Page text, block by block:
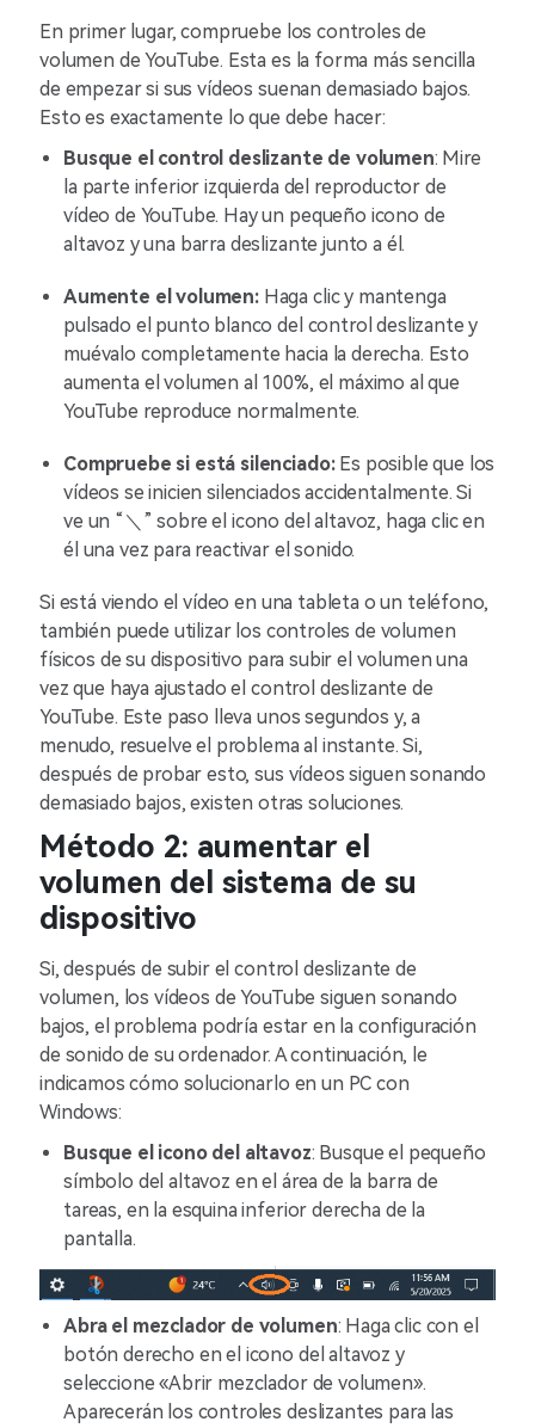
En primer lugar, compruebe los controles de
volumen de YouTube. Esta es la forma más sencilla
de empezar si sus vídeos suenan demasiado bajos.
Esto es exactamente lo que debe hacer:
Busque el control deslizante de volumen: Mire
la parte inferior izquierda del reproductor de
vídeo de YouTube. Hay un pequeño icono de
altavoz y una barra deslizante junto a él.
Aumente el volumen:Haga clic y mantenga
pulsado el punto blanco del control deslizante y
muévalo completamente hacia la derecha. Esto
aumenta el volumen al 100%, el máximo al que
YouTube reproduce normalmente.
Compruebe si está silenciado:Es posible que los
vídeos se inicien silenciados accidentalmente. Si
ve un “＼” sobre el icono del altavoz, haga clic en
él una vez para reactivar el sonido.
Si está viendo el vídeo en una tableta o un teléfono,
también puede utilizar los controles de volumen
físicos de su dispositivo para subir el volumen una
vez que haya ajustado el control deslizante de
YouTube. Este paso lleva unos segundos y, a
menudo, resuelve el problema al instante. Si,
después de probar esto, sus vídeos siguen sonando
demasiado bajos, existen otras soluciones.
Método 2: aumentar el
volumen del sistema de su
dispositivo
Si, después de subir el control deslizante de
volumen, los vídeos de YouTube siguen sonando
bajos, el problema podría estar en la configuración
de sonido de su ordenador. A continuación, le
indicamos cómo solucionarlo en un PC con
Windows:
Busque el icono del altavoz: Busque el pequeño
símbolo del altavoz en el área de la barra de
tareas, en la esquina inferior derecha de la
pantalla.
Abra el mezclador de volumen: Haga clic con el
botón derecho en el icono del altavoz y
seleccione «Abrir mezclador de volumen».
Aparecerán los controles deslizantes para las